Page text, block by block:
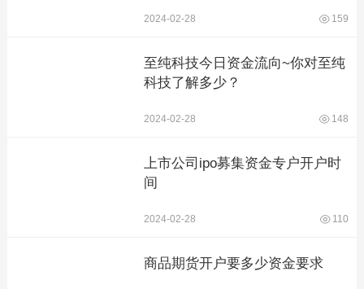
2024-02-28 159
至纯科技今日资金流向~你对至纯
科技了解多少？
2024-02-28 148
上市公司ipo募集资金专户开户时
间
2024-02-28 110
商品期货开户要多少资金要求